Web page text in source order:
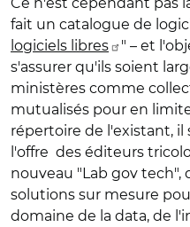
fait un catalogue de
logiciels libres
" – et
s'assurer qu'ils soient
ministères comme
mutualisés pour en
répertoire de l'existant, il
l'offre des éditeurs
nouveau "Lab gov tech",
solutions sur mesure
domaine de la data, de